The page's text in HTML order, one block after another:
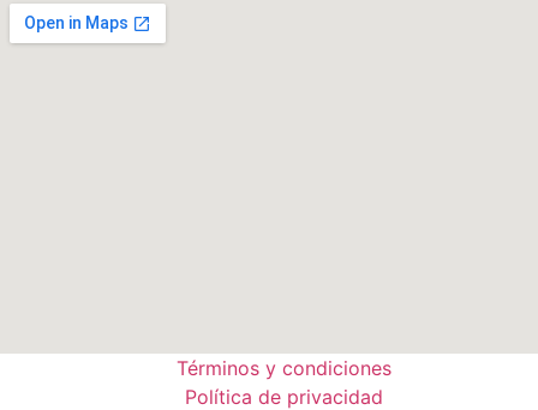
Términos y condiciones
Política de privacidad